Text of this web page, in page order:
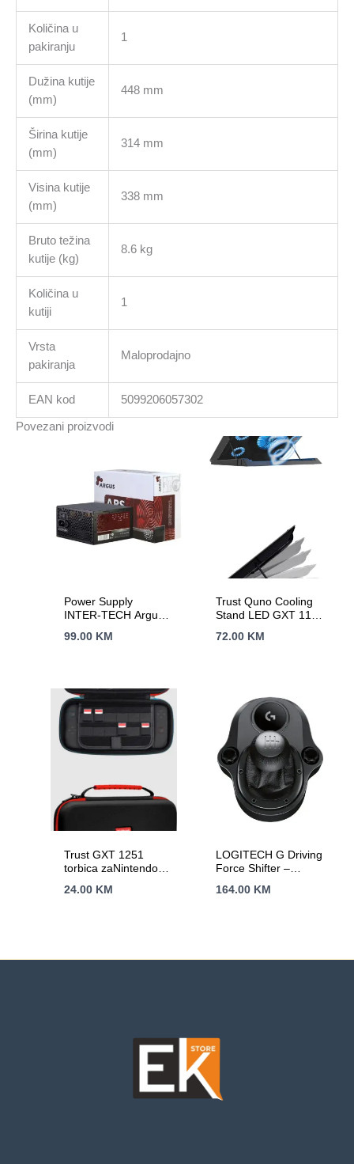
Količina u
pakiranju
1
Dužina kutije
(mm)
448 mm
Širina kutije
(mm)
314 mm
Visina kutije
(mm)
338 mm
Bruto težina
kutije (kg)
8.6 kg
Količina u
kutiji
1
Vrsta
pakiranja
Maloprodajno
EAN kod 5099206057302
Povezani proizvodi
Power Supply
INTER-TECH Argus
86.3%, dual rail
1×6+2pinPCIE,
4xSATA, 4xMolex,
1xFloppy,
1×4+4pinEPS12V,
Active PFC,
99.00 KM
Trust Quno Cooling
Stand LED GXT 1125
sa 5 ventilatora +
72.00 KM
Trust GXT 1251
torbica zaNintendo
24.00 KM
LOGITECH G Driving
Force Shifter –
164.00 KM